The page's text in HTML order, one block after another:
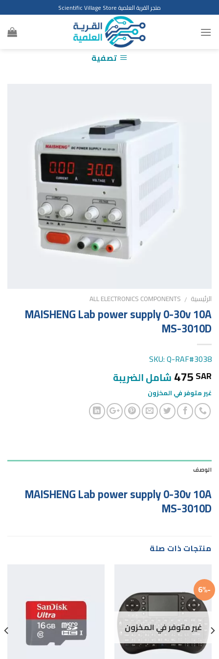
to
content
متجر القرية العلمية Scientific Village Store
تصفية
الرئيسية /
ALL ELECTRONICS COMPONENTS
MAISHENG Lab power supply 0-30v 10A
MS-3010D
SKU: Q-RAF#3038
475SAR شامل الضريبة
غير متوفر في المخزون
الوصف
MAISHENG Lab power supply 0-30v 10A
MS-3010D
منتجات ذات صلة
-6%
غير متوفر في المخزون